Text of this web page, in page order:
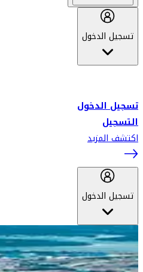
تسجيل الدخول
تسجيل الدخول
التسجيل
اكتشف المزيد
تسجيل الدخول